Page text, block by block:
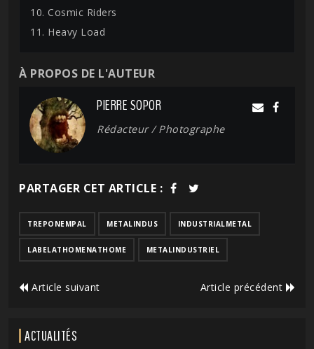
10. Cosmic Riders
11. Heavy Load
À PROPOS DE L'AUTEUR
PIERRE SOPOR
Rédacteur / Photographe
PARTAGER CET ARTICLE :
TREPONEMPAL METALINDUS INDUSTRIALMETAL
LABELATHOMENATHOME METALINDUSTRIEL
Article suivant Article précédent
ACTUALITÉS